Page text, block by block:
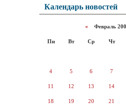
Календарь новостей
« Февраль
Пн Вт Ср Чт
4 5 6 7
11 12 13 14
18 19 20 21